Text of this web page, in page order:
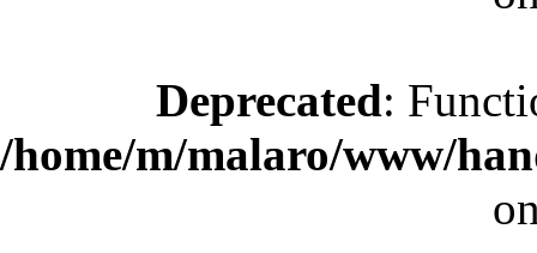
Deprecated:
/home/m/malaro/www/